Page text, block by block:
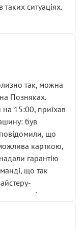
потрібно
циліндром у
на техніці,
а як максимум —
елементарних
Раніше міняв у
хороше
гайок під
гайки, які
( надіюсь
вже не
її цей сервіс
ситуаціях.
так, можна
Позняках.
на 15:00, приїхав
був
що
карткою,
гарантію
що так
по суті.